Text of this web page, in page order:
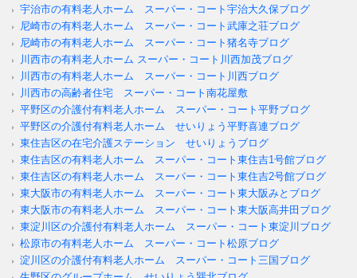
宇治市の有料老人ホーム スーパー・コート宇治大久保ブログ
尼崎市の有料老人ホーム スーパー・コート武庫之荘ブログ
尼崎市の有料老人ホーム スーパー・コート猪名寺ブログ
川西市の有料老人ホーム スーパー・コート川西加茂ブログ
川西市の有料老人ホーム スーパー・コート川西ブログ
川西市の高齢者住宅 スーパー・コート南花屋敷
平野区の介護付有料老人ホーム スーパー・コート平野ブログ
平野区の介護付有料老人ホーム せいりょう平野喜連ブログ
東住吉区の在宅介護ステーション せいりょうブログ
東住吉区の有料老人ホーム スーパー・コート東住吉1号館ブログ
東住吉区の有料老人ホーム スーパー・コート東住吉2号館ブログ
東大阪市の有料老人ホーム スーパー・コート東大阪みとブログ
東大阪市の有料老人ホーム スーパー・コート東大阪高井田ブログ
東淀川区の介護付有料老人ホーム スーパー・コート東淀川ブログ
松原市の有料老人ホーム スーパー・コート松原ブログ
淀川区の介護付有料老人ホーム スーパー・コート三国ブログ